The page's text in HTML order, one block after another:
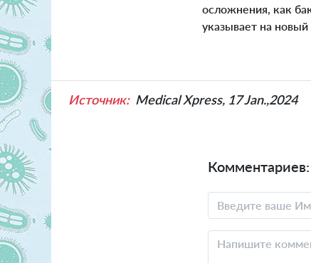
осложнения, как
указывает на
Источник: Medical Xpress, 17 Jan.,2024